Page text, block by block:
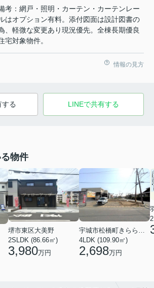
考：網戸・照明・カーテン・カーテンレー
はオプション有料。添付図面は設計図書の
、軽微な変更あり現況優先。全棟長期優良
宅対象物件。
情報の見方
する LINEで共有する
物件
堺市東区大美野
2SLDK (86.66㎡)
3,980万円
宇城市松橋町きらら３丁目
4LDK (109.90㎡)
2,698万円